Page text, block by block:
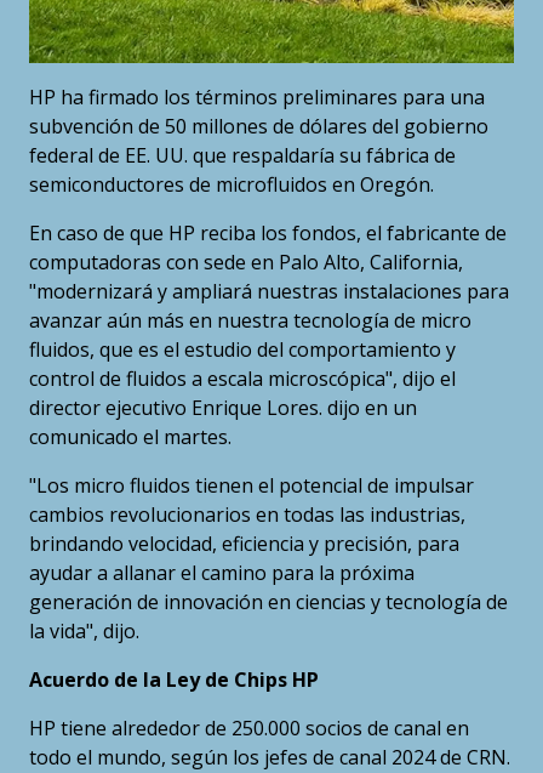
HP ha firmado los términos preliminares para una
subvención de 50 millones de dólares del gobierno
federal de EE. UU. que respaldaría su fábrica de
semiconductores de microfluidos en Oregón.
En caso de que HP reciba los fondos, el fabricante de
computadoras con sede en Palo Alto, California,
"modernizará y ampliará nuestras instalaciones para
avanzar aún más en nuestra tecnología de micro
fluidos, que es el estudio del comportamiento y
control de fluidos a escala microscópica", dijo el
director ejecutivo Enrique Lores. dijo en un
comunicado el martes.
"Los micro fluidos tienen el potencial de impulsar
cambios revolucionarios en todas las industrias,
brindando velocidad, eficiencia y precisión, para
ayudar a allanar el camino para la próxima
generación de innovación en ciencias y tecnología de
la vida", dijo.
Acuerdo de la Ley de Chips HP
HP tiene alrededor de 250.000 socios de canal en
todo el mundo, según los jefes de canal 2024 de CRN.